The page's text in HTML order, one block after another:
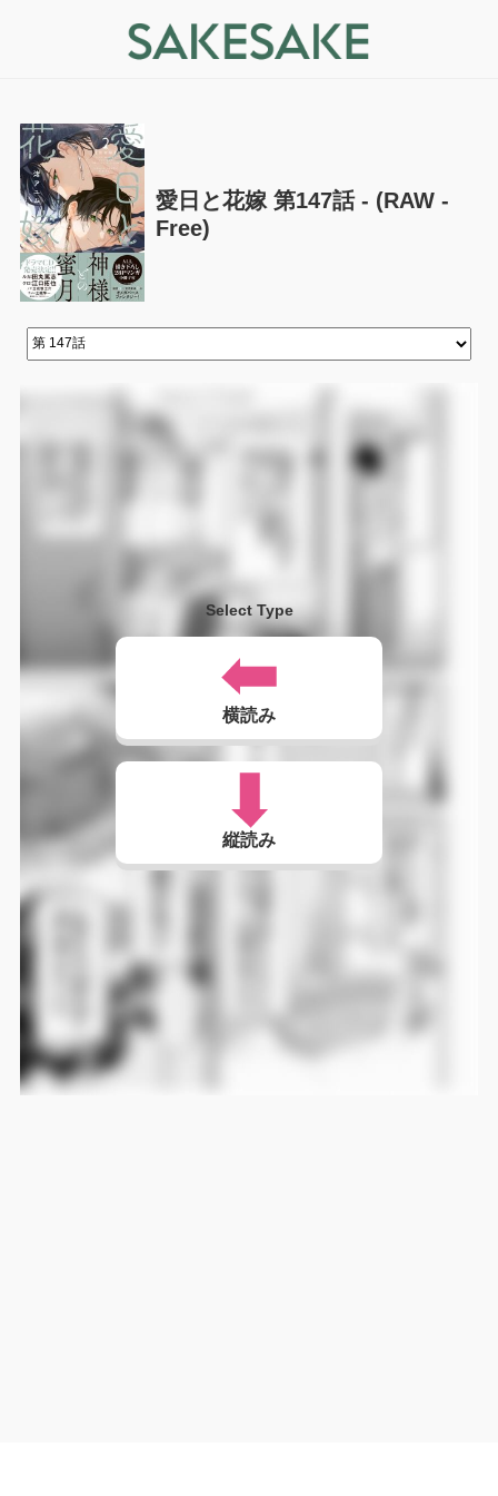
愛日と花嫁 第147話 - (RAW -
Free)
Select Type
横読み
縦読み